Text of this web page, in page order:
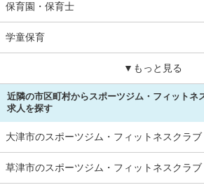
保育園・保育士
学童保育
▼もっと見る
近隣の市区町村からスポーツジム・フィットネ
求人を探す
大津市のスポーツジム・フィットネスクラブ
草津市のスポーツジム・フィットネスクラブ